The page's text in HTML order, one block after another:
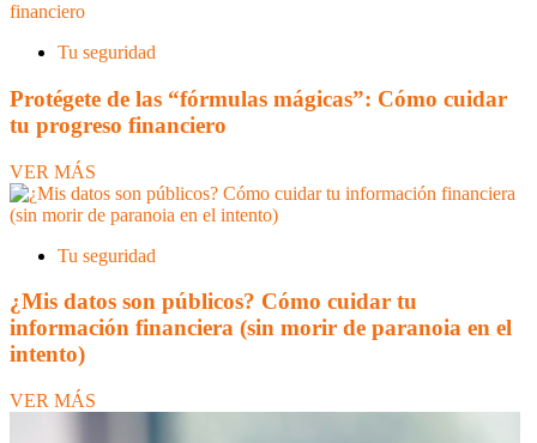
Tu seguridad
Protégete de las “fórmulas mágicas”: Cómo cuidar
tu progreso financiero
VER MÁS
Tu seguridad
¿Mis datos son públicos? Cómo cuidar tu
información financiera (sin morir de paranoia en el
intento)
VER MÁS